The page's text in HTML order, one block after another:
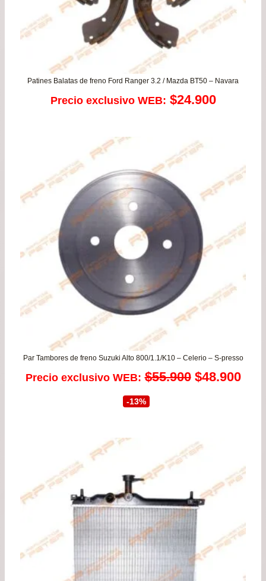
Patines Balatas de freno Ford Ranger 3.2 / Mazda BT50 – Navara
Precio exclusivo WEB: $24.900
Par Tambores de freno Suzuki Alto 800/1.1/K10 – Celerio – S-presso
Precio exclusivo WEB: $55.900 El
era:
$55.900.
$48.900El
-13%